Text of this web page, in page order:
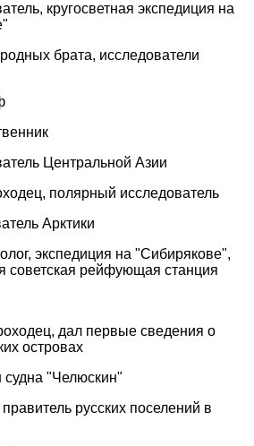
кругосветная экспедиция на
брата, исследователи
Центральной Азии
полярный исследователь
Арктики
экспедиция на "Сибирякове",
советская рейфующая станция
дал первые сведения о
островах
"Челюскин"
русских поселений в